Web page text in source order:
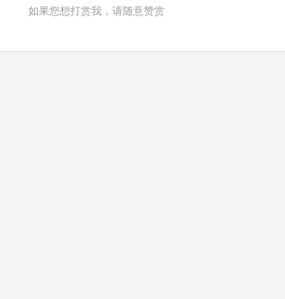
如果您想打赏我，请随意赞赏